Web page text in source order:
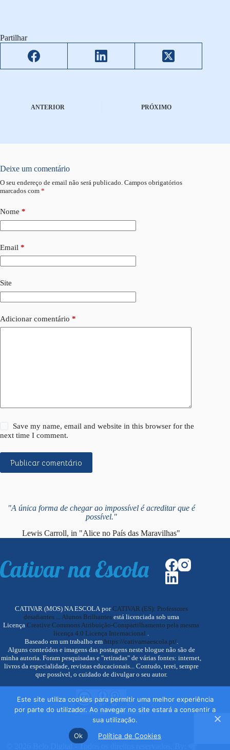
Partilhar
ANTERIOR PRÓXIMO
Deixe um comentário
O seu endereço de email não será publicado. Campos obrigatórios
marcados com *
Nome *
Email *
Site
Adicionar comentário *
Save my name, email and website in this browser for the
next time I comment.
Publicar comentário
"A única forma de chegar ao impossível é acreditar que é
possível."
Lewis Carroll, in "Alice no País das Maravilhas"
CATIVAR (MOS) NA ESCOLA porCATIVAR (ES): Professores
desafiantes ... Alunos Brilhantesestá licenciada sob uma
LicençaCreative Commons Atribuição-Compartilhamento pela mesma
licença 4.0 Licença Internacional .
Baseado em um trabalho em https://cativarnaescola.pt/.
Alguns conteúdos e imagens das postagens neste blogue não são de
minha autoria. Foram pesquisadas e "retiradas" de várias fontes: internet,
livros da especialidade, revistas educacionais... Contudo, terei, sempre
que possível, o cuidado de divulgar o seu autor.
Política de Privacidade
© 2026 Belo Digital - Todos os direitos reservados. By:
Este site utiliza cookies para permitir uma melhor experiência
por parte do utilizador. Ao navegar no site estará a consentir a
sua utilização.
Ok
Política de Cookies